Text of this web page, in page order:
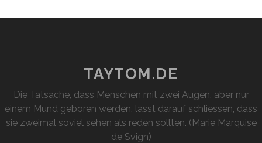
TAYTOM.DE
Die Tatsache, dass Menschen mit zwei Augen, aber nur
einem Mund geboren werden, lässt darauf schliessen, dass
sie zweimal soviel sehen als reden sollten. (Marie Marquise
de Svign)